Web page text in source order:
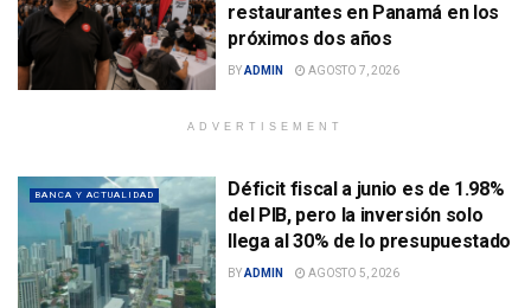
restaurantes en Panamá en los
próximos dos años
BYADMIN AGOSTO 7, 2026
ADVERTISEMENT
BANCA Y ACTUALIDAD
Déficit fiscal a junio es de 1.98%
del PIB, pero la inversión solo
llega al 30% de lo presupuestado
BYADMIN AGOSTO 5, 2026